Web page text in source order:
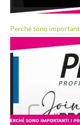
Perché sono